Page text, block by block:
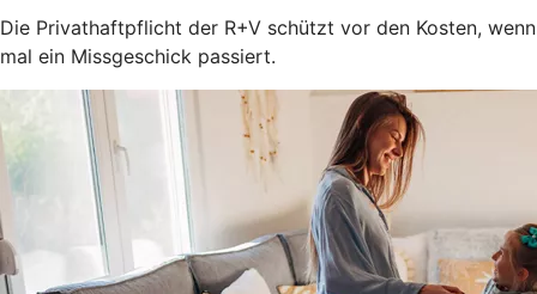
Die Privathaftpflicht der R+V schützt vor den Kosten, wenn
mal ein Missgeschick passiert.